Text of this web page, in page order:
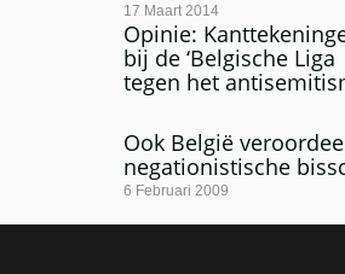
Opinie:
bij de ‘Belgische Liga
tegen het
17 Maart 2014
Ook België
negationistische
6 Februari 2009